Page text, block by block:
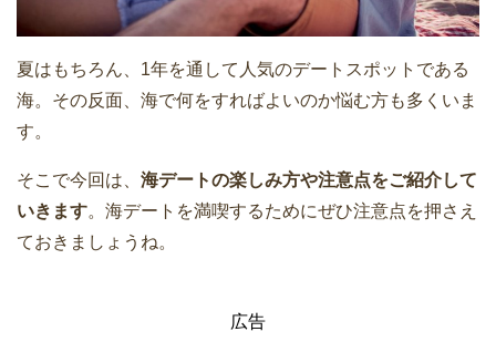
夏はもちろん、1年を通して人気のデートスポットである
海。その反面、海で何をすればよいのか悩む方も多くいま
す。
そこで今回は、 海デートの楽しみ方や注意点をご紹介して
いきます。海デートを満喫するためにぜひ注意点を押さえ
ておきましょうね。
広告